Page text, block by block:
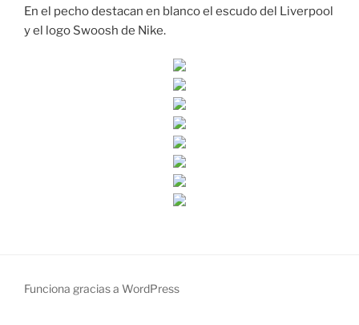
En el pecho destacan en blanco el escudo del Liverpool
y el logo Swoosh de Nike.
Funciona gracias a WordPress